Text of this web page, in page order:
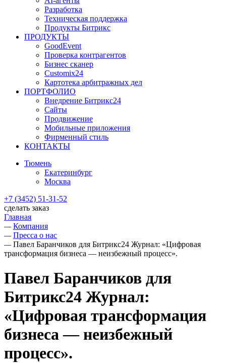
Разработка
Техническая поддержка
Продукты Битрикс
ПРОДУКТЫ
GoodEvent
Проверка контрагентов
Бизнес сканер
Customix24
Картотека арбитражных дел
ПОРТФОЛИО
Внедрение Битрикс24
Сайты
Продвижение
Мобильные приложения
Фирменный стиль
КОНТАКТЫ
Тюмень
Екатеринбург
Москва
+7 (3452) 51-31-52
сделать заказ
Главная
— Компания
— Пресса о нас
— Павел Баранчиков для Битрикс24 Журнал: «Цифровая
трансформация бизнеса — неизбежный процесс».
Павел Баранчиков для
Битрикс24 Журнал:
«Цифровая трансформация
бизнеса — неизбежный
процесс».